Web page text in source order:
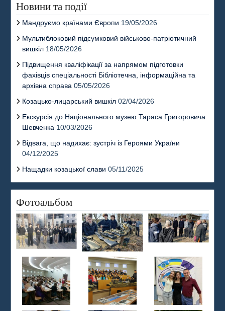
Новини та події
Мандруємо країнами Європи 19/05/2026
Мультиблоковий підсумковий військово-патріотичний
вишкіл 18/05/2026
Підвищення кваліфікації за напрямом підготовки
фахівців спеціальності Бібліотечна, інформаційна та
архівна справа 05/05/2026
Козацько-лицарський вишкіл 02/04/2026
Екскурсія до Національного музею Тараса Григоровича
Шевченка 10/03/2026
Відвага, що надихає: зустріч із Героями України
04/12/2025
Нащадки козацької слави 05/11/2025
Фотоальбом